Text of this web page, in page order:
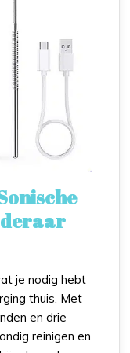
je nodig hebt
thuis. Met
en drie
reinigen en